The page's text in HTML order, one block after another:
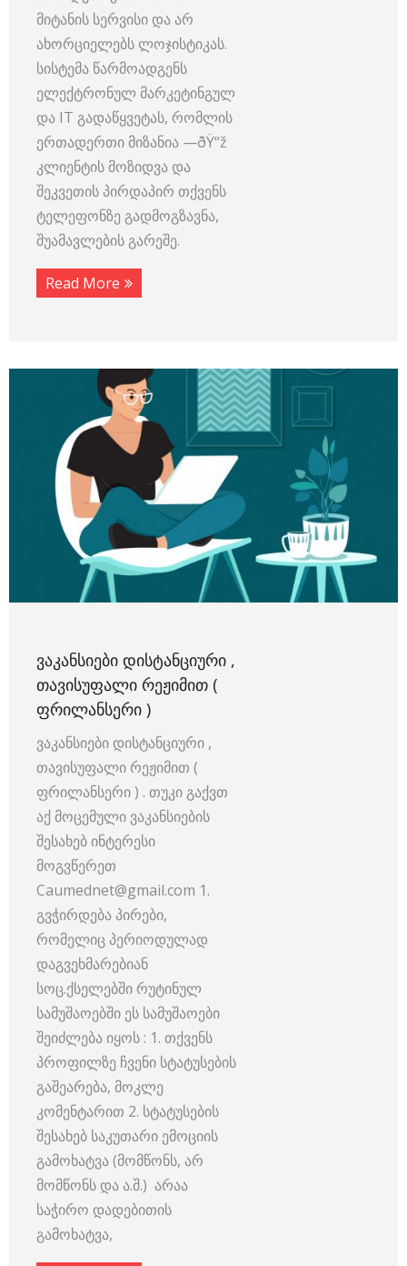
მიტანის სერვისი და არ
ახორციელებს ლოჯისტიკას.
სისტემა წარმოადგენს
ელექტრონულ მარკეტინგულ
და IT გადაწყვეტას, რომლის
ერთადერთი მიზანია —ðŸ“ž
კლიენტის მოზიდვა და
შეკვეთის პირდაპირ თქვენს
ტელეფონზე გადმოგზავნა,
შუამავლების გარეშე.
Read More
ᲕᲐᲙᲐᲜᲡᲘᲔᲑᲘ ᲓᲘᲡᲢᲐᲜᲪᲘᲣᲠᲘ ,
ᲗᲐᲕᲘᲡᲣᲤᲐᲚᲘ ᲠᲔᲟᲘᲛᲘᲗ (
ᲤᲠᲘᲚᲐᲜᲡᲔᲠᲘ )
ვაკანსიები დისტანციური ,
თავისუფალი რეჟიმით (
ფრილანსერი ) . თუკი გაქვთ
აქ მოცემული ვაკანსიების
შესახებ ინტერესი
მოგვწერეთ
Caumednet@gmail.com 1.
გვჭირდება პირები,
რომელიც პერიოდულად
დაგვეხმარებიან
სოც.ქსელებში რუტინულ
სამუშაოებში ეს სამუშაოები
შეიძლება იყოს : 1. თქვენს
პროფილზე ჩვენი სტატუსების
გაშეარება, მოკლე
კომენტარით 2. სტატუსების
შესახებ საკუთარი ემოციის
გამოხატვა (მომწონს, არ
მომწონს და ა.შ.) არაა
საჭირო დადებითის
გამოხატვა,